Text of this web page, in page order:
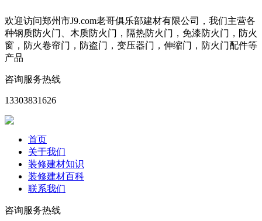
欢迎访问郑州市J9.com老哥俱乐部建材有限公司，我们主营各
种钢质防火门、木质防火门，隔热防火门，免漆防火门，防火
窗，防火卷帘门，防盗门，变压器门，伸缩门，防火门配件等
产品
咨询服务热线
13303831626
首页
关于我们
装修建材知识
装修建材百科
联系我们
咨询服务热线